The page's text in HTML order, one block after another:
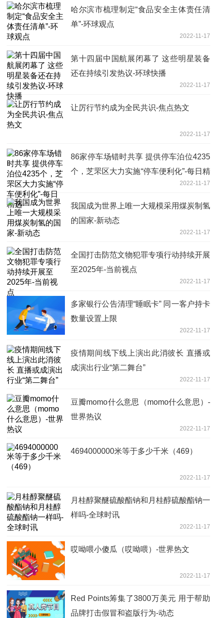
哈尔滨市梳理制定“食品安全主体责任清
单”-环球观点
2022-11-17
第十四届中国航展闭幕了 这些明星装备
还在持续引发热议-环球快播
2022-11-17
让厉行节约成为全民共识-焦点热文
2022-11-17
86家停车场错时共享 提供停车泊位4235
个，芝罘区大力实施“停车便利化”-每日精
2022-11-17
我国成为世界上唯一大规模采用煤炭制氢
的国家-新动态
2022-11-17
全国打击防范文物犯罪专项行动持续开展
至2025年-当前视点
2022-11-17
多家银行公告清理“睡眠卡” 同一客户持卡
数量设置上限
2022-11-17
疫情期间线下线上演出此消彼长 直播或
成演出行业“第二舞台”
2022-11-17
豆瓣momo什么意思（momo什么意思）-
世界热议
2022-11-17
4694000000米等于多少千米（469）
2022-11-17
月桂醇聚醚硫酸酯钠和月桂醇硫酸酯钠一
样吗-全球时讯
2022-11-17
哎呦喂小傻瓜（哎呦喂）-世界热文
2022-11-17
Red Points筹集了3800万美元 用于帮助
品牌打击假冒和盗版行为-动态